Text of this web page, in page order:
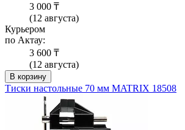
3 000 ₸
(12 августа)
Курьером
по Актау:
3 600 ₸
(12 августа)
В корзину
Тиски настольные 70 мм MATRIX 18508